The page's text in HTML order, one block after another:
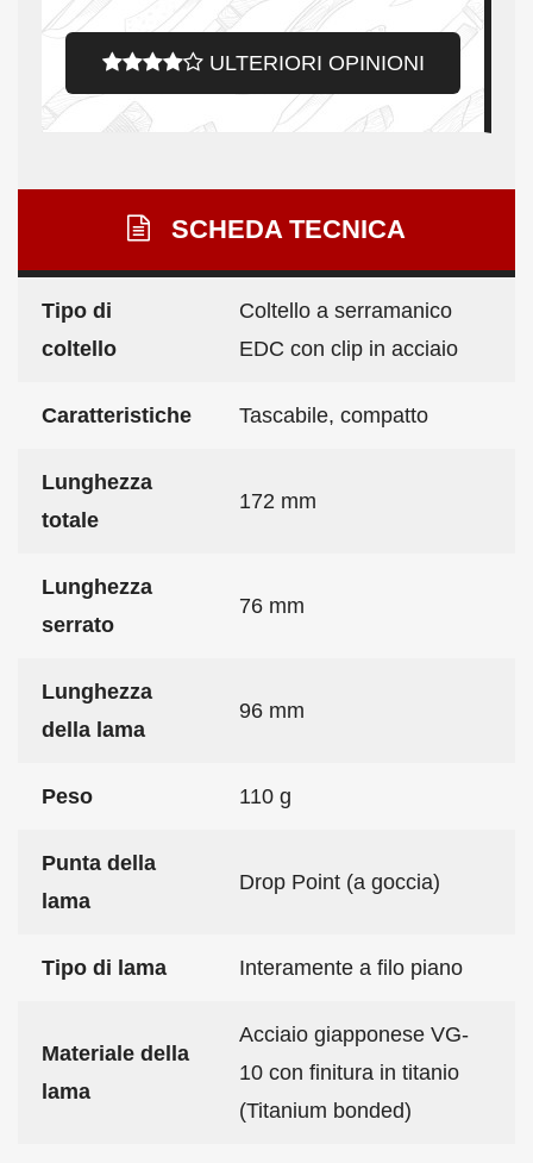
ULTERIORI OPINIONI
SCHEDA TECNICA
Tipo di
coltello
Coltello a serramanico
EDC con clip in acciaio
Caratteristiche Tascabile, compatto
Lunghezza
totale
172 mm
Lunghezza
serrato
76 mm
Lunghezza
della lama
96 mm
Peso 110 g
Punta della
lama
Drop Point (a goccia)
Tipo di lama Interamente a filo piano
Materiale della
lama
Acciaio giapponese VG-
10 con finitura in titanio
(Titanium bonded)